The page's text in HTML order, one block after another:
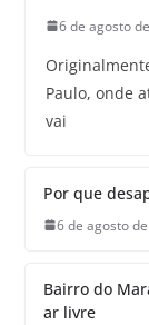
6 de agosto
Paulo, onde
vai
Por que
6 de agosto
Bairro do
ar livre